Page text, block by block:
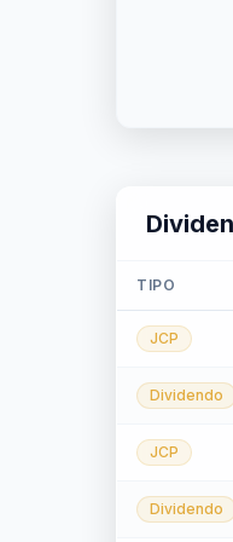
TIPO
JCP
Dividendo
JCP
Dividendo